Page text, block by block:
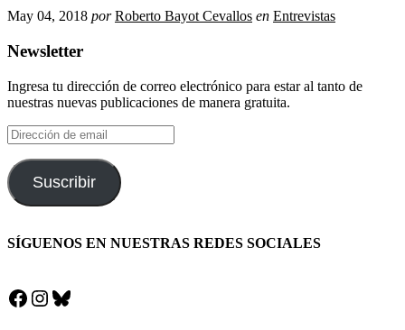
May 04, 2018 por Roberto Bayot Cevallos en Entrevistas
Newsletter
Ingresa tu dirección de correo electrónico para estar al tanto de
nuestras nuevas publicaciones de manera gratuita.
Dirección
de
email
Suscribir
SÍGUENOS EN NUESTRAS REDES SOCIALES
Facebook
Instagram
Bluesky